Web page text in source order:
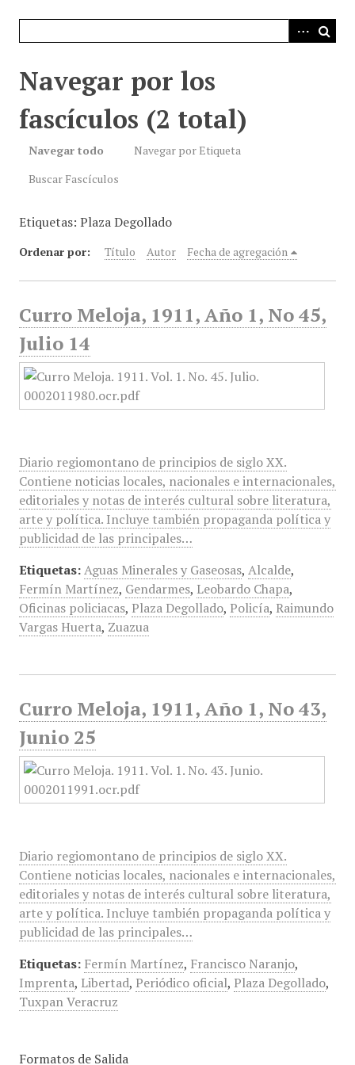
Navegar por los
fascículos (2 total)
Navegar todo
Navegar por Etiqueta
Buscar Fascículos
Etiquetas: Plaza Degollado
Ordenar por: Título Autor Fecha de agregación
Curro Meloja, 1911, Año 1, No 45,
Julio 14
Diario regiomontano de principios de siglo XX.
Contiene noticias locales, nacionales e internacionales,
editoriales y notas de interés cultural sobre literatura,
arte y política. Incluye también propaganda política y
publicidad de las principales…
Etiquetas: Aguas Minerales y Gaseosas, Alcalde,
Fermín Martínez, Gendarmes, Leobardo Chapa,
Oficinas policiacas, Plaza Degollado, Policía, Raimundo
Vargas Huerta, Zuazua
Curro Meloja, 1911, Año 1, No 43,
Junio 25
Diario regiomontano de principios de siglo XX.
Contiene noticias locales, nacionales e internacionales,
editoriales y notas de interés cultural sobre literatura,
arte y política. Incluye también propaganda política y
publicidad de las principales…
Etiquetas: Fermín Martínez, Francisco Naranjo,
Imprenta, Libertad, Periódico oficial, Plaza Degollado,
Tuxpan Veracruz
Formatos de Salida